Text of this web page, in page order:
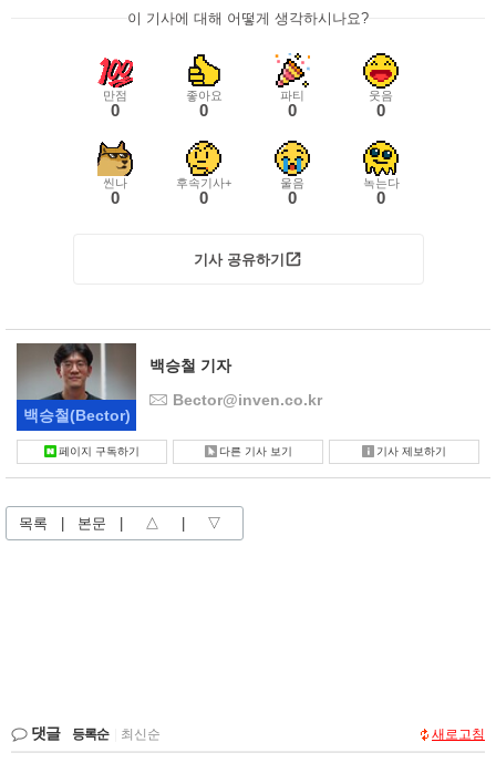
이 기사에 대해 어떻게 생각하시나요?
만점
0
좋아요
0
파티
0
웃음
0
씬나
0
후속기사+
0
울음
0
녹는다
0
기사 공유하기
백승철(Bector)
백승철 기자
Bector@inven.co.kr
페이지 구독하기 다른 기사 보기 기사 제보하기
목록 본문 △ ▽
댓글 등록순 최신순 새로고침